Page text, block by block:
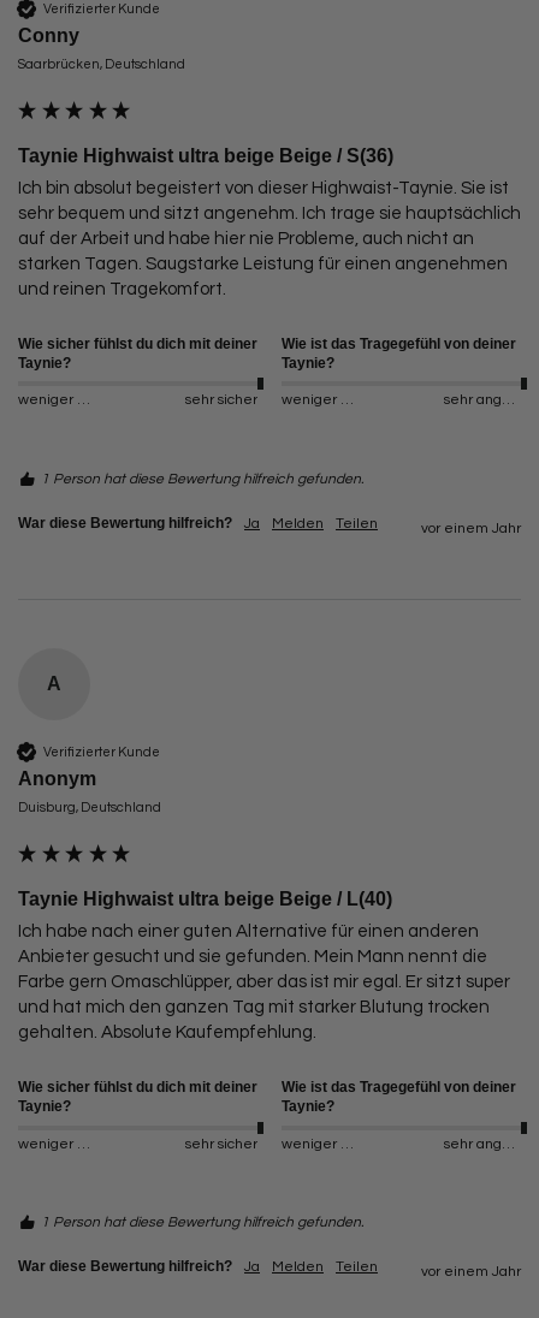
Verifizierter Kunde
Conny
Saarbrücken, Deutschland
Taynie Highwaist ultra beige Beige / S(36)
Ich bin absolut begeistert von dieser Highwaist-Taynie. Sie ist
sehr bequem und sitzt angenehm. Ich trage sie hauptsächlich
auf der Arbeit und habe hier nie Probleme, auch nicht an
starken Tagen. Saugstarke Leistung für einen angenehmen
und reinen Tragekomfort.
Wie sicher fühlst du dich mit deiner
Taynie?
weniger sicher sehr sicher
Wie ist das Tragegefühl von deiner
Taynie?
weniger angenehm sehr angenehm
1 Person hat diese Bewertung hilfreich gefunden.
War diese Bewertung hilfreich? Ja Melden Teilen vor einem Jahr
A
Verifizierter Kunde
Anonym
Duisburg, Deutschland
Taynie Highwaist ultra beige Beige / L(40)
Ich habe nach einer guten Alternative für einen anderen
Anbieter gesucht und sie gefunden. Mein Mann nennt die
Farbe gern Omaschlüpper, aber das ist mir egal. Er sitzt super
und hat mich den ganzen Tag mit starker Blutung trocken
gehalten. Absolute Kaufempfehlung.
Wie sicher fühlst du dich mit deiner
Taynie?
sehr sicher
Wie ist das Tragegefühl von deiner
Taynie?
1 Person hat diese Bewertung hilfreich gefunden.
War diese Bewertung hilfreich? Ja Melden Teilen vor einem Jahr